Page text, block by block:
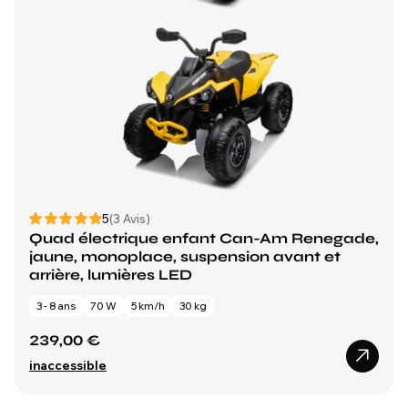
5(3 Avis)
Quad électrique enfant Can-Am Renegade,
jaune, monoplace, suspension avant et
arrière, lumières LED
3 - 8 ans 70 W 5 km/h 30 kg
239,00 €
inaccessible